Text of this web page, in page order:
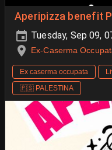
Aperipizza benefit
Tuesday, Sep 09,
Ex-Caserma
Ex caserma occupata
🇵🇸 PALESTINA